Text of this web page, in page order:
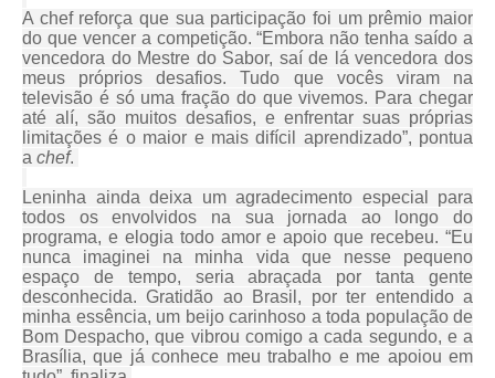
A chef reforça que sua participação foi um prêmio maior
do que vencer a competição. “Embora não tenha saído a
vencedora do Mestre do Sabor, saí de lá vencedora dos
meus próprios desafios. Tudo que vocês viram na
televisão é só uma fração do que vivemos. Para chegar
até alí, são muitos desafios, e enfrentar suas próprias
limitações é o maior e mais difícil aprendizado”, pontua
a chef.
Leninha ainda deixa um agradecimento especial para
todos os envolvidos na sua jornada ao longo do
programa, e elogia todo amor e apoio que recebeu. “Eu
nunca imaginei na minha vida que nesse pequeno
espaço de tempo, seria abraçada por tanta gente
desconhecida. Gratidão ao Brasil, por ter entendido a
minha essência, um beijo carinhoso a toda população de
Bom Despacho, que vibrou comigo a cada segundo, e a
Brasília, que já conhece meu trabalho e me apoiou em